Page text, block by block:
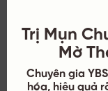
Trị Mụn
Mờ
Chuyên gia
hóa, hiệu quả